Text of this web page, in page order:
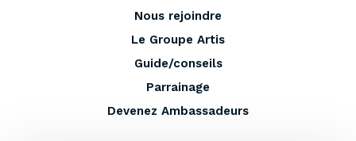
Nous rejoindre
Le Groupe Artis
Guide/conseils
Parrainage
Devenez Ambassadeurs